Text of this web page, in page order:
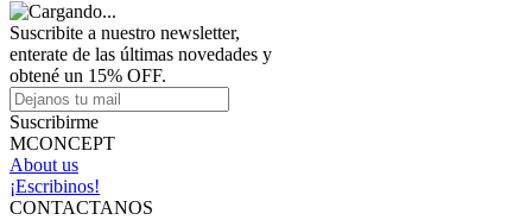
Suscribite a nuestro newsletter,
enterate de las últimas novedades y
obtené un 15% OFF.
Suscribirme
MCONCEPT
About us
¡Escribinos!
CONTACTANOS